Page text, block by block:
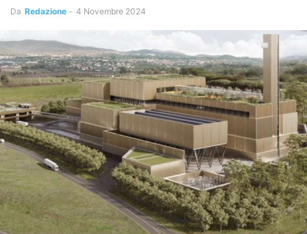
Da Redazione - 4 Novembre 2024